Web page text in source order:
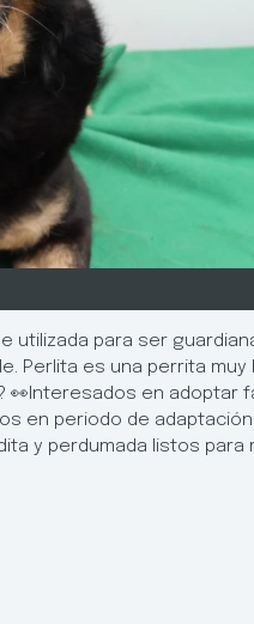
utilizada para ser
Perlita es una perrita muy
👀Interesados en adoptar
en periodo de
y perdumada listos para